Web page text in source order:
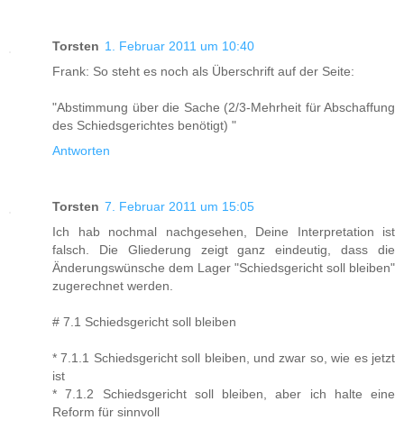
Torsten 1. Februar 2011 um 10:40
Frank: So steht es noch als Überschrift auf der Seite:
"Abstimmung über die Sache (2/3-Mehrheit für Abschaffung
des Schiedsgerichtes benötigt) "
Antworten
Torsten 7. Februar 2011 um 15:05
Ich hab nochmal nachgesehen, Deine Interpretation ist
falsch. Die Gliederung zeigt ganz eindeutig, dass die
Änderungswünsche dem Lager "Schiedsgericht soll bleiben"
zugerechnet werden.
# 7.1 Schiedsgericht soll bleiben
* 7.1.1 Schiedsgericht soll bleiben, und zwar so, wie es jetzt
ist
* 7.1.2 Schiedsgericht soll bleiben, aber ich halte eine
Reform für sinnvoll